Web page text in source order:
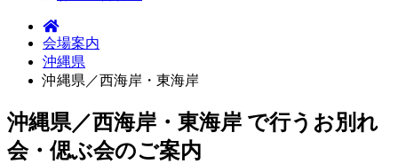
会場案内
沖縄県
沖縄県／西海岸・東海岸
沖縄県／西海岸・東海岸 で行う お別れ
会・偲ぶ会のご案内